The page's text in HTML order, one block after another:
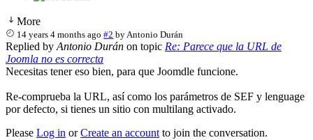
More
14 years 4 months ago #2 byAntonio Durán
Replied by Antonio Durán on topic Re: Parece que la URL de
Joomla no es correcta
Necesitas tener eso bien, para que Joomdle funcione.
Re-comprueba la URL, así como los parámetros de SEF y lenguage
por defecto, si tienes un sitio con multilang activado.
Please Log in orCreate an account to join the conversation.